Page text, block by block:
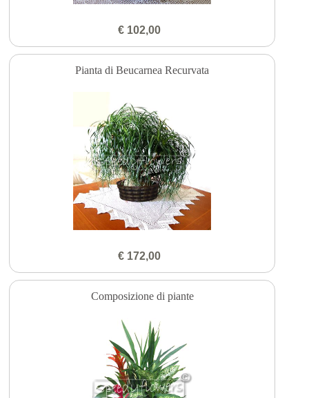
€ 102,00
Pianta di Beucarnea Recurvata
€ 172,00
Composizione di piante